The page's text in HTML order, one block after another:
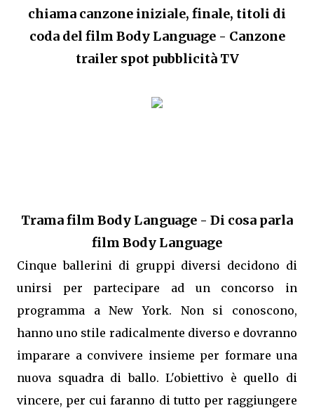
chiama canzone iniziale, finale, titoli di
coda del film Body Language - Canzone
trailer spot pubblicità TV
Trama film Body Language - Di cosa parla
film Body Language
Cinque ballerini di gruppi diversi decidono di
unirsi per partecipare ad un concorso in
programma a New York. Non si conoscono,
hanno uno stile radicalmente diverso e dovranno
imparare a convivere insieme per formare una
nuova squadra di ballo. L'obiettivo è quello di
vincere, per cui faranno di tutto per raggiungere